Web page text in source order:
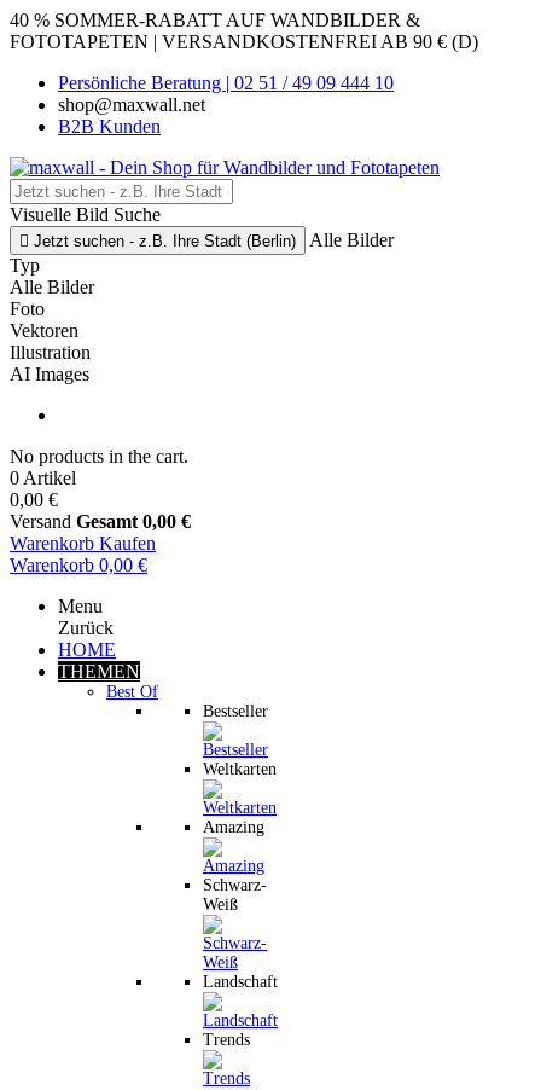
40 % SOMMER-RABATT AUF WANDBILDER &
FOTOTAPETEN | VERSANDKOSTENFREI AB 90 € (D)
Persönliche Beratung | 02 51 / 49 09 444 10
shop@maxwall.net
B2B Kunden
Visuelle Bild Suche
 Jetzt suchen - z.B. Ihre Stadt (Berlin)
Alle Bilder
Typ
Alle Bilder
Foto
Vektoren
Illustration
AI Images
No products in the cart.
0 Artikel
0,00 €
Versand Gesamt 0,00 €
Warenkorb Kaufen
Warenkorb 0,00 €
Menu
Zurück
HOME
THEMEN
Best Of
Bestseller
Weltkarten
Amazing
Schwarz-
Weiß
Landschaft
Trends